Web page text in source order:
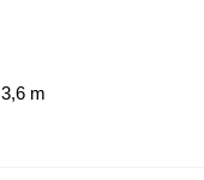
3,6 m